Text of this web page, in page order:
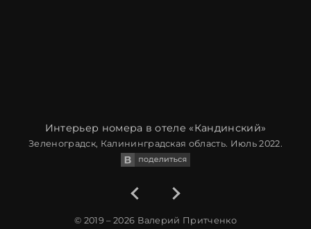
Интерьер номера в отеле «Кандинский»
Зеленоградск, Калининградская область. Июль 2022.
© 2019 – 2026 Валерий Притченко